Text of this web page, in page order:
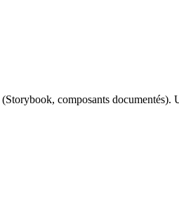
composants documentés).